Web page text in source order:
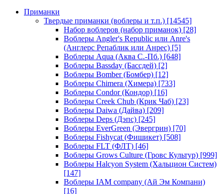
Приманки
Твердые приманки (воблеры и т.п.) [14545]
Набор воблеров (набор приманок) [28]
Воблеры Angler's Republic или Anre's
(Англерс Репаблик или Анрес) [5]
Воблеры Aqua (Аква С.-Пб.) [648]
Воблеры Bassday (Бассдей) [2]
Воблеры Bomber (Бомбер) [12]
Воблеры Chimera (Химера) [733]
Воблеры Condor (Кондор) [16]
Воблеры Creek Chub (Крик Чаб) [23]
Воблеры Daiwa (Дайва) [209]
Воблеры Deps (Дэпс) [245]
Воблеры EverGreen (Эвергрин) [70]
Воблеры Fishycat (Фишикет) [508]
Воблеры FLT (ФЛТ) [46]
Воблеры Grows Culture (Гровс Культур) [999]
Воблеры Halcyon System (Хальцион Систем)
[147]
Воблеры IAM company (Ай Эм Компани)
[16]